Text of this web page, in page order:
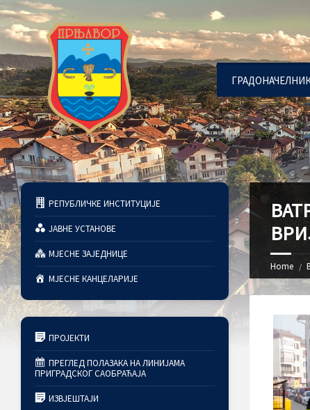
Home
РЕПУБЛИЧКЕ ИНСТИТУЦИЈЕ
ЈАВНЕ УСТАНОВЕ
МЈЕСНЕ ЗАЈЕДНИЦЕ
МЈЕСНЕ КАНЦЕЛАРИЈЕ
ПРОЈЕКТИ
ПРЕГЛЕД ПОЛАЗАКА НА ЛИНИЈАМА
ПРИГРАДСКОГ САОБРАЋАЈА
ИЗВЈЕШТАЈИ